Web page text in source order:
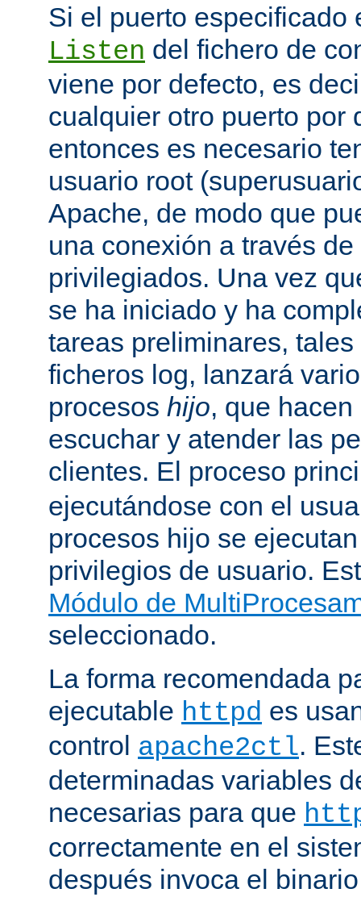
Si el puerto especificado
Listen del fichero de
viene por defecto, es
cualquier otro puerto por
entonces es necesario
usuario root
Apache, de modo que
una conexión a través
privilegiados. Una vez
se ha iniciado y ha
tareas preliminares,
ficheros log, lanzará
procesos hijo, que
escuchar y atender las
clientes. El proceso
ejecutándose con el
procesos hijo se
privilegios de usuario.
Módulo de
seleccionado.
La forma recomendada
ejecutable httpd es
control apache2ctl.
determinadas variables
necesarias para que
correctamente en el
después invoca el